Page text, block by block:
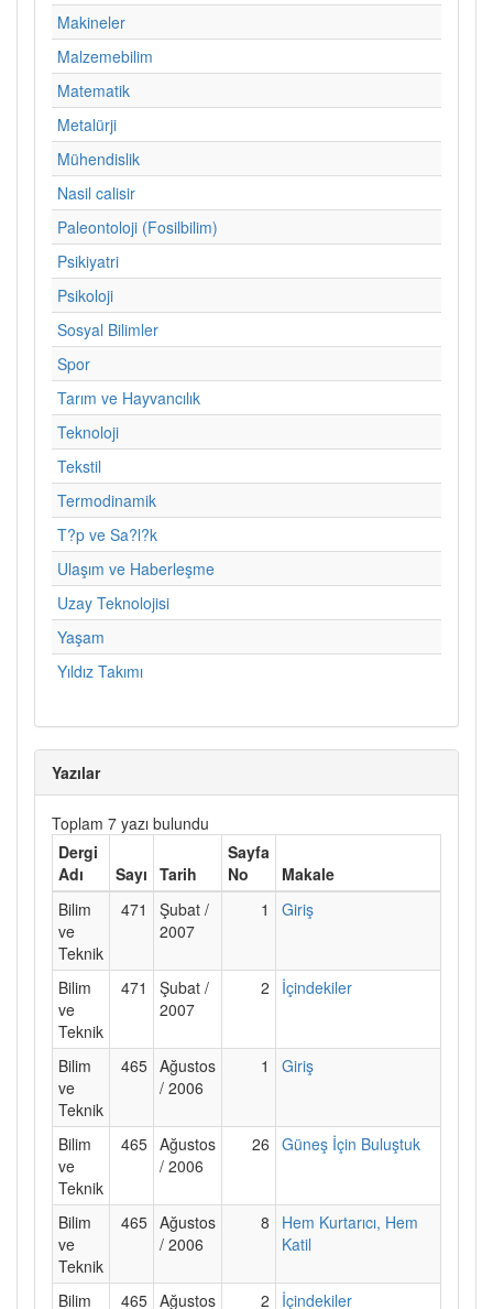
Makineler
Malzemebilim
Matematik
Metalürji
Mühendislik
Nasil calisir
Paleontoloji (Fosilbilim)
Psikiyatri
Psikoloji
Sosyal Bilimler
Spor
Tarım ve Hayvancılık
Teknoloji
Tekstil
Termodinamik
T?p ve Sa?l?k
Ulaşım ve Haberleşme
Uzay Teknolojisi
Yaşam
Yıldız Takımı
Yazılar
Toplam 7 yazı bulundu
Dergi
Adı
Sayı Tarih
Sayfa
No
Makale
Bilim
ve
Teknik
471
Şubat /
2007
1 Giriş
Bilim
ve
Teknik
471
Şubat /
2007
2 İçindekiler
Bilim
ve
Teknik
465 Ağustos
/ 2006
1 Giriş
Bilim
ve
Teknik
465 Ağustos
/ 2006
26 Güneş İçin Buluştuk
Bilim
ve
Teknik
465 Ağustos
/ 2006
8
Hem Kurtarıcı, Hem
Katil
Bilim 465 Ağustos 2 İçindekiler